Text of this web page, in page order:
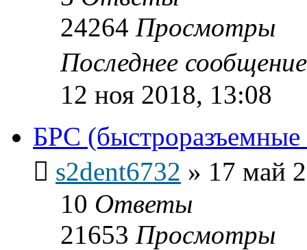
24264 Просмотры
Последнее
12 ноя 2018, 13:08
БРС (быстроразъемные
s2dent6732 » 17 май
10 Ответы
21653 Просмотры